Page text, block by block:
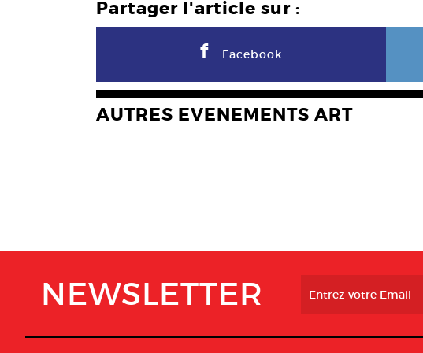
Partager l'article sur :
F Facebook
AUTRES EVENEMENTS ART
NEWSLETTER